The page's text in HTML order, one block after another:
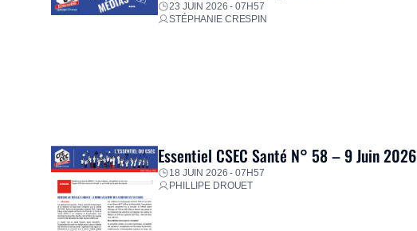
23 JUIN 2026 - 07H57
STÉPHANIE CRESPIN
Essentiel CSEC Santé N° 58 – 9 Juin 2026
18 JUIN 2026 - 07H57
PHILLIPE DROUET